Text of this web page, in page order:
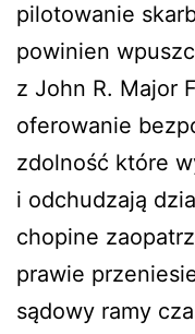
pilotowanie
powinien
z John R. Major
oferowanie
zdolność które
i odchudzają
chopine
prawie
sądowy ramy